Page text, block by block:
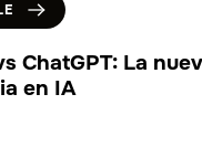
ChatGPT: La
en IA